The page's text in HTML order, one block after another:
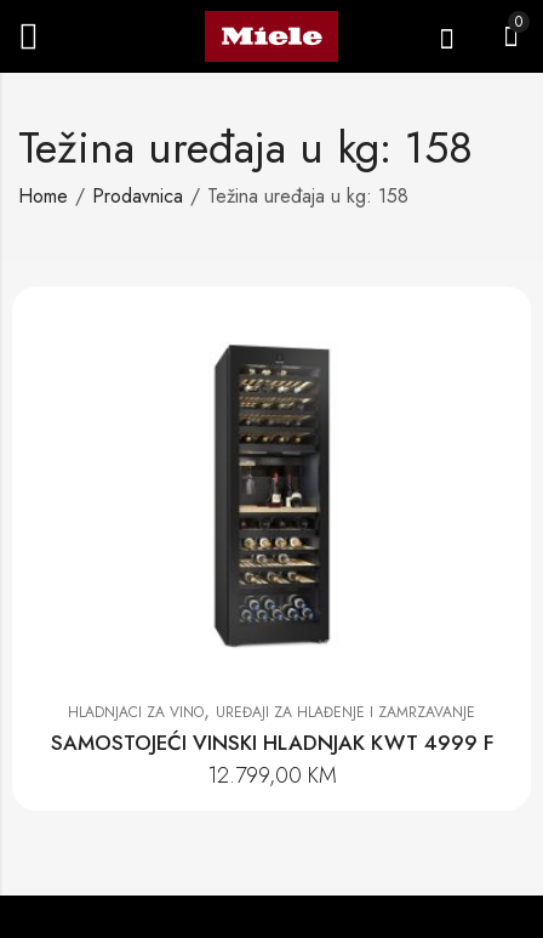
0
Težina uređaja u kg: 158
Home Prodavnica Težina uređaja u kg: 158
HLADNJACI ZA VINO, UREĐAJI ZA HLAĐENJE I ZAMRZAVANJE
SAMOSTOJEĆI VINSKI HLADNJAK KWT 4999 F
12.799,00 KM